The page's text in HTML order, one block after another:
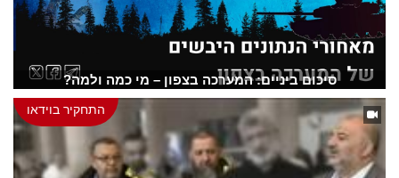
סיכום ביניים: המערכה בצפון – מי כמה ולמה?
התחקיר בוידאו